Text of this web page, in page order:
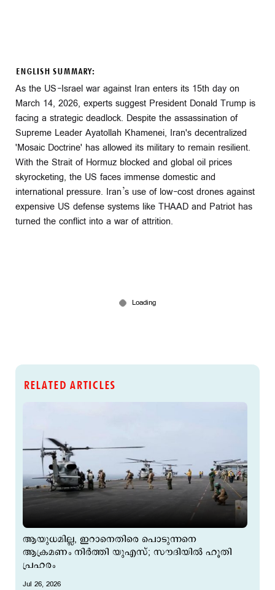
ENGLISH SUMMARY:
As the US-Israel war against Iran enters its 15th day on
March 14, 2026, experts suggest President Donald Trump is
facing a strategic deadlock. Despite the assassination of
Supreme Leader Ayatollah Khamenei, Iran's decentralized
'Mosaic Doctrine' has allowed its military to remain resilient.
With the Strait of Hormuz blocked and global oil prices
skyrocketing, the US faces immense domestic and
international pressure. Iran’s use of low-cost drones against
expensive US defense systems like THAAD and Patriot has
turned the conflict into a war of attrition.
RELATED ARTICLES
ആയുധമില്ല, ഇറാനെതിരെ പൊടുന്നനെ
ആക്രമണം നിര്‍ത്തി യുഎസ്; സൗദിയില്‍ ഹൂതി
പ്രഹരം
Jul 26, 2026